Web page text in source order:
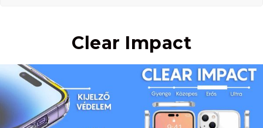
Clear Impact